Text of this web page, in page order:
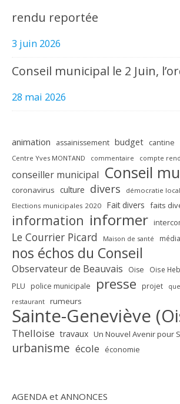
rendu reportée
3 juin 2026
Conseil municipal le 2 Juin,
28 mai 2026
animation assainissement budget cantine
Centre Yves MONTAND commentaire compte
conseiller municipal Conseil
coronavirus culture divers démocratie
Elections municipales 2020 Fait divers faits
information informer
Le Courrier Picard Maison de santé
nos échos du Conseil
Observateur de Beauvais Oise Oise
PLU police municipale presse projet
restaurant rumeurs
Sainte-Geneviève
Thelloise travaux Un Nouvel Avenir pour
urbanisme école économie
AGENDA et ANNONCES